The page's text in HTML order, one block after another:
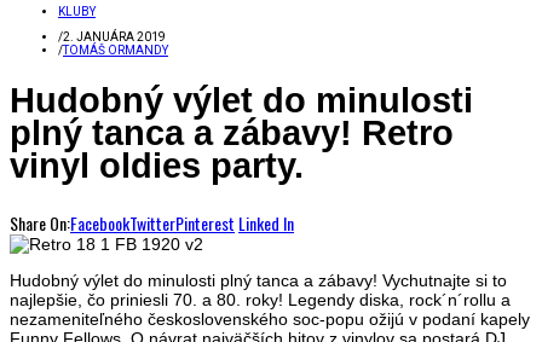
KLUBY
/2. JANUÁRA 2019
/TOMÁŠ ORMANDY
Hudobný výlet do minulosti
plný tanca a zábavy! Retro
vinyl oldies party.
Share On:FacebookTwitterPinterest Linked In
Hudobný výlet do minulosti plný tanca a zábavy! Vychutnajte si to
najlepšie, čo priniesli 70. a 80. roky! Legendy diska, rock´n´rollu a
nezameniteľného československého soc-popu ožijú v podaní kapely